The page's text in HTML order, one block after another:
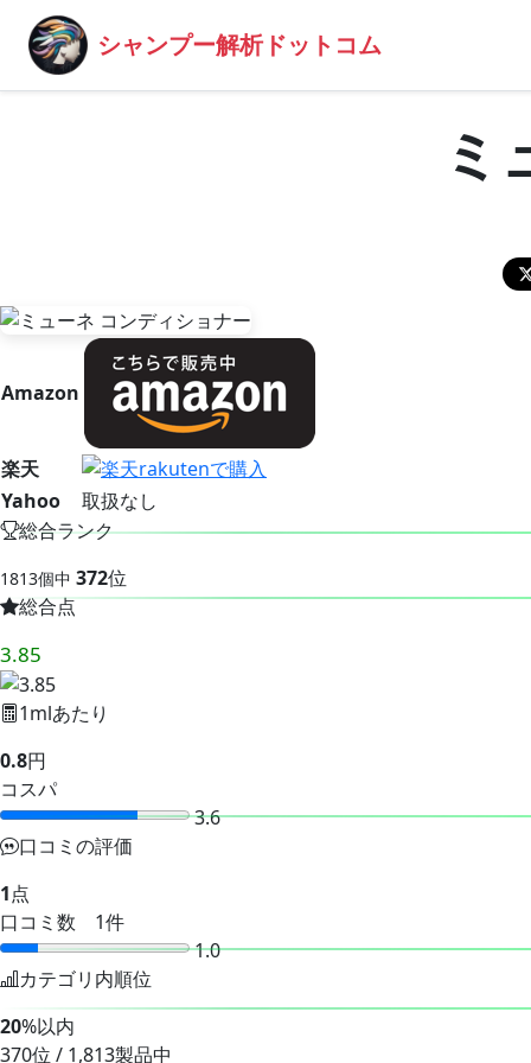
シャンプー解析ドットコム
ミ
Amazon
楽天
Yahoo
取扱なし
総合ランク
1813個中 372位
総合点
3.85
1mlあたり
0.8円
コスパ
3.6
口コミの評価
1点
口コミ数 1件
1.0
カテゴリ内順位
20%以内
370位 / 1,813製品中